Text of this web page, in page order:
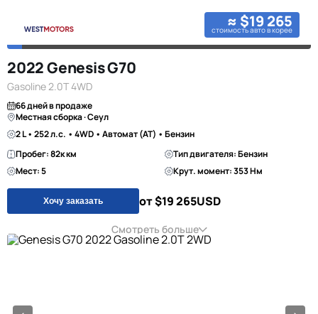
≈ $19 265
стоимость авто в корее
2022 Genesis G70
Gasoline 2.0T 4WD
66 дней в продаже
Местная сборка · Сеул
2 L • 252 л.с. • 4WD • Автомат (AT) • Бензин
Пробег: 82к км
Тип двигателя: Бензин
Мест: 5
Крут. момент: 353 Нм
Хочу заказать от $19 265USD
Смотреть больше